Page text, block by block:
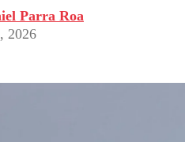
Parra Roa
2026